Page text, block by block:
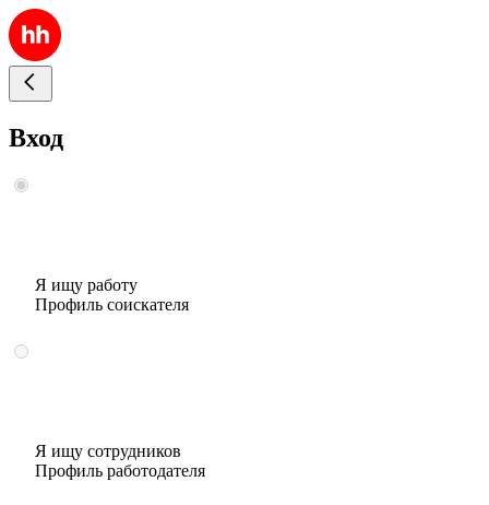
Вход
Я ищу работу
Профиль соискателя
Я ищу сотрудников
Профиль работодателя